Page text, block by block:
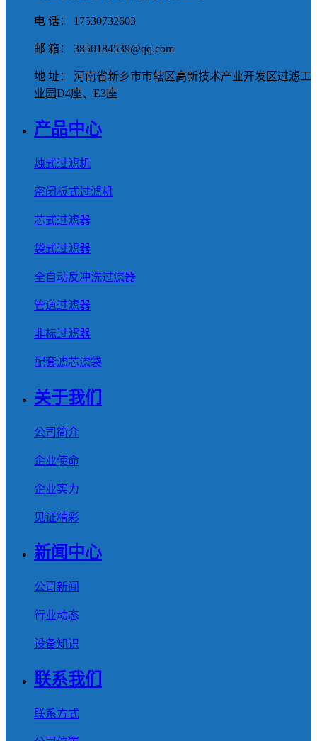
电 话： 17530732603
邮 箱： 3850184539@qq.com
地 址： 河南省新乡市市辖区高新技术产业开发区过滤工
业园D4座、E3座
产品中心
烛式过滤机
密闭板式过滤机
芯式过滤器
袋式过滤器
全自动反冲洗过滤器
管道过滤器
非标过滤器
配套滤芯滤袋
关于我们
公司简介
企业使命
企业实力
见证精彩
新闻中心
公司新闻
行业动态
设备知识
联系我们
联系方式